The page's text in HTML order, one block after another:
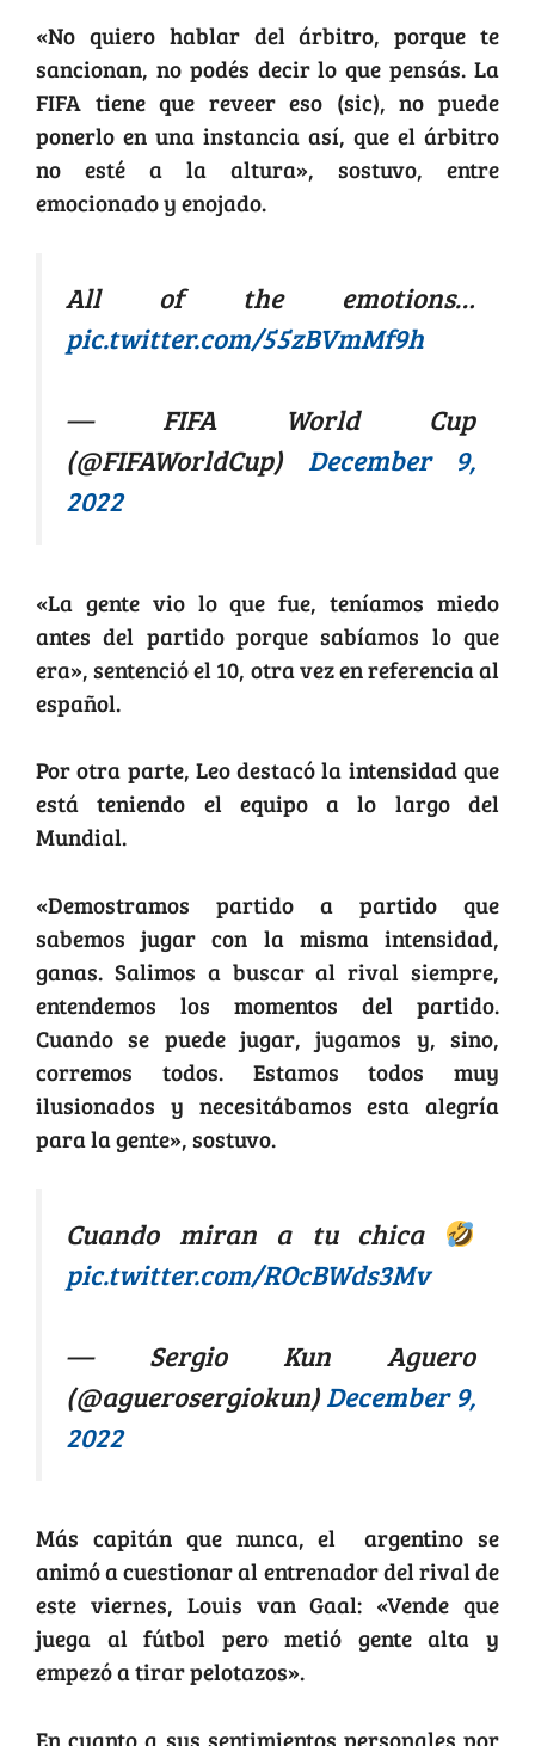
«No quiero hablar del árbitro, porque te
sancionan, no podés decir lo que pensás. La
FIFA tiene que reveer eso (sic), no puede
ponerlo en una instancia así, que el árbitro
no esté a la altura», sostuvo, entre
emocionado y enojado.
All of the emotions…
pic.twitter.com/55zBVmMf9h
— FIFA World Cup
(@FIFAWorldCup) December 9,
2022
«La gente vio lo que fue, teníamos miedo
antes del partido porque sabíamos lo que
era», sentenció el 10, otra vez en referencia al
español.
Por otra parte, Leo destacó la intensidad que
está teniendo el equipo a lo largo del
Mundial.
«Demostramos partido a partido que
sabemos jugar con la misma intensidad,
ganas. Salimos a buscar al rival siempre,
entendemos los momentos del partido.
Cuando se puede jugar, jugamos y, sino,
corremos todos. Estamos todos muy
ilusionados y necesitábamos esta alegría
para la gente», sostuvo.
Cuando miran a tu chica
pic.twitter.com/ROcBWds3Mv
— Sergio Kun Aguero
(@aguerosergiokun)December 9,
2022
Más capitán que nunca, el argentino se
animó a cuestionar al entrenador del rival de
este viernes, Louis van Gaal: «Vende que
juega al fútbol pero metió gente alta y
empezó a tirar pelotazos».
En cuanto a sus sentimientos personales por